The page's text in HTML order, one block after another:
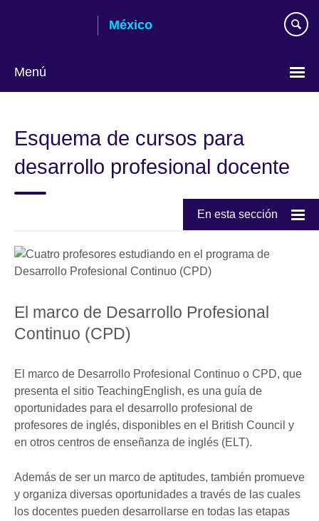
México
Menú
language
Esquema de cursos para
desarrollo profesional docente
En esta sección
El marco de Desarrollo Profesional
Continuo (CPD)
El marco de Desarrollo Profesional Continuo o CPD, que
presenta el sitio TeachingEnglish, es una guía de
oportunidades para el desarrollo profesional de
profesores de inglés, disponibles en el British Council y
en otros centros de enseñanza de inglés (ELT).
Además de ser un marco de aptitudes, también promueve
y organiza diversas oportunidades a través de las cuales
los docentes pueden desarrollarse en todas las etapas